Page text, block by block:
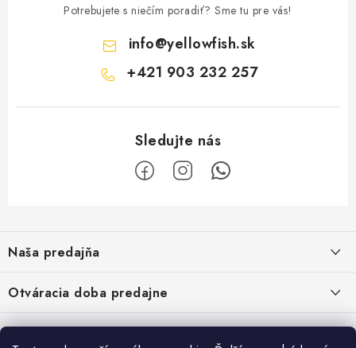
Potrebujete s niečím poradiť? Sme tu pre vás!
info@yellowfish.sk
+421 903 232 257
p
ä
i
Naša predajňa
Námestie Slobody 1164/1,
946 32 Marcelová
Google map - plánovanie cesty
Otváracia doba predajne
Pondelok-Piatok: 8.00-17.00 hod.